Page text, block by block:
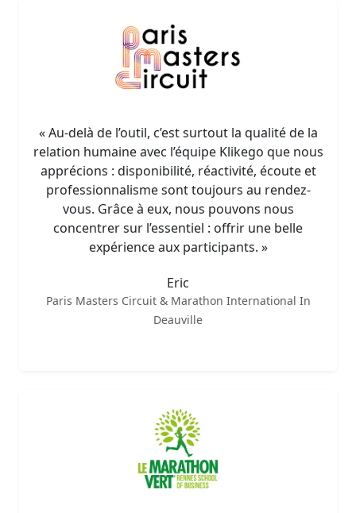
« Au-delà de l’outil, c’est surtout la qualité de la
relation humaine avec l’équipe Klikego que nous
apprécions : disponibilité, réactivité, écoute et
professionnalisme sont toujours au rendez-
vous. Grâce à eux, nous pouvons nous
concentrer sur l’essentiel : offrir une belle
expérience aux participants. »
Eric
Paris Masters Circuit & Marathon International In
Deauville